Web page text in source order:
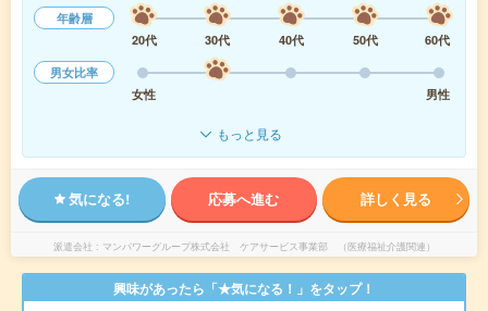
年齢層
20代
30代 40代 50代
60代
男女比率
女性
男性
もっと見る
気になる! 応募へ進む 詳しく見る
派遣会社 マンパワーグループ株式会社 ケアサービス事業部 （医療福祉介護関連）
興味があったら「★気になる！」をタップ！